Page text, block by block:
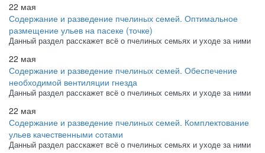
22 мая
Содержание и разведение пчелиных семей. Оптимальное
размещение ульев на пасеке (точке)
Данный раздел расскажет всё о пчелиных семьях и уходе за ними
22 мая
Содержание и разведение пчелиных семей. Обеспечение
необходимой вентиляции гнезда
Данный раздел расскажет всё о пчелиных семьях и уходе за ними
22 мая
Содержание и разведение пчелиных семей. Комплектование
ульев качественными сотами
Данный раздел расскажет всё о пчелиных семьях и уходе за ними